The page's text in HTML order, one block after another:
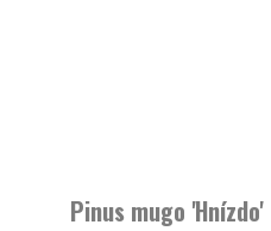
Pinus mugo 'Hnízdo'